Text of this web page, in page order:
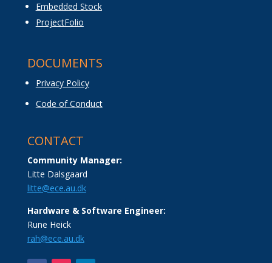
Embedded Stock
ProjectFolio
DOCUMENTS
Privacy Policy
Code of Conduct
CONTACT
Community Manager:
Litte Dalsgaard
litte@ece.au.dk
Hardware & Software Engineer:
Rune Heick
rah@ece.au.dk